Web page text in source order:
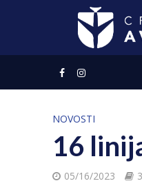
NOVOSTI
16
05/16/2023